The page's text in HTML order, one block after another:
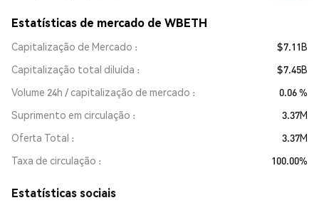
Estatísticas de mercado de WBETH
Capitalização de Mercado
$7.11B
Capitalização total diluída
$7.45B
Volume 24h / capitalização de mercado
0.06 %
Suprimento em circulação
3.37M
Oferta Total
3.37M
Taxa de circulação
100.00%
Estatísticas sociais